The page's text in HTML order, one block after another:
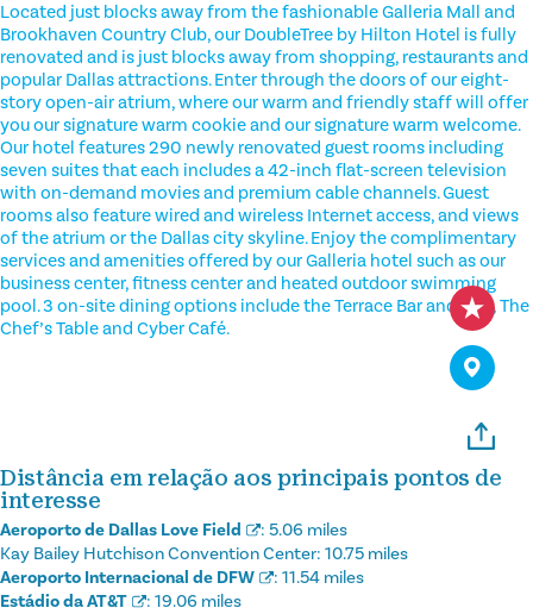
Located just blocks away from the fashionable Galleria Mall and
Brookhaven Country Club, our DoubleTree by Hilton Hotel is fully
renovated and is just blocks away from shopping, restaurants and
popular Dallas attractions. Enter through the doors of our eight-
story open-air atrium, where our warm and friendly staff will offer
you our signature warm cookie and our signature warm welcome.
Our hotel features 290 newly renovated guest rooms including
seven suites that each includes a 42-inch flat-screen television
with on-demand movies and premium cable channels. Guest
rooms also feature wired and wireless Internet access, and views
of the atrium or the Dallas city skyline. Enjoy the complimentary
services and amenities offered by our Galleria hotel such as our
business center, fitness center and heated outdoor swimming
pool. 3 on-site dining options include the Terrace Bar and Grill, The
Chef’s Table and Cyber Café.
Distância em relação aos principais pontos de
interesse
Aeroporto de Dallas Love Field : 5.06 miles
Kay Bailey Hutchison Convention Center: 10.75 miles
Aeroporto Internacional de DFW
: 11.54 miles
Estádio da AT&T
: 19.06 miles